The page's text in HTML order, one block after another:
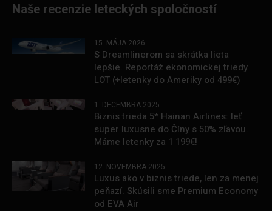
Naše recenzie leteckých spoločností
15. MÁJA 2026
S Dreamlinerom sa skrátka lieta
lepšie. Reportáž ekonomickej triedy
LOT (+letenky do Ameriky od 499€)
1. DECEMBRA 2025
Biznis trieda 5* Hainan Airlines: leť
super luxusne do Číny s 50% zľavou.
Máme letenky za 1 199€!
12. NOVEMBRA 2025
Luxus ako v biznis triede, len za menej
peňazí. Skúsili sme Premium Economy
od EVA Air